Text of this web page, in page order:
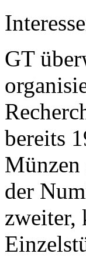
GT
bereits
der
zweiter,